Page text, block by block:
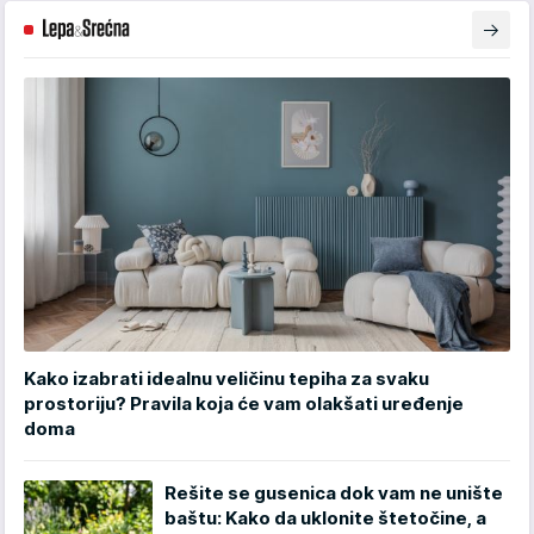
Kako izabrati idealnu veličinu tepiha za svaku
prostoriju? Pravila koja će vam olakšati uređenje
doma
Rešite se gusenica dok vam ne unište
baštu: Kako da uklonite štetočine, a